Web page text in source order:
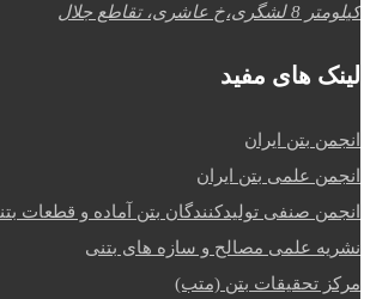
کیلومتر 8 لشگری،خ عاشری، تقاطع جلال
لینک های مفید
انجمن بتن ایران
انجمن علمی بتن ایران
انجمن صنفی تولیدکنندگان بتن آماده و قطعات
نشریه علمی مصالح و سازه های بتنی
مرکز تحقیقات بتن (متب)